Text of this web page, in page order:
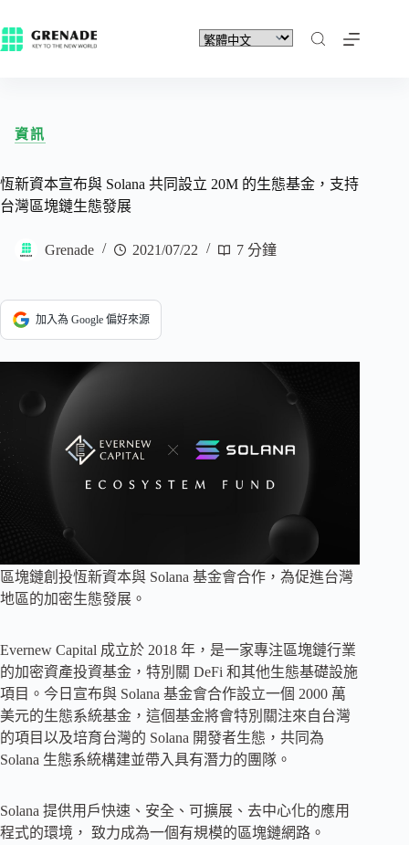
資訊
恆新資本宣布與 Solana 共同設立 20M 的生態基金，支持
台灣區塊鏈生態發展
Grenade 2021/07/22 7 分鐘
加入為 Google 偏好來源
區塊鏈創投恆新資本與 Solana 基金會合作，為促進台灣
地區的加密生態發展。
Evernew Capital 成立於 2018 年，是一家專注區塊鏈行業
的加密資產投資基金，特別關 DeFi 和其他生態基礎設施
項目。今日宣布與 Solana 基金會合作設立一個 2000 萬
美元的生態系統基金，這個基金將會特別關注來自台灣
的項目以及培育台灣的 Solana 開發者生態，共同為
Solana 生態系統構建並帶入具有潛力的團隊。
Solana 提供用戶快速、安全、可擴展、去中心化的應用
程式的環境， 致力成為一個有規模的區塊鏈網路。